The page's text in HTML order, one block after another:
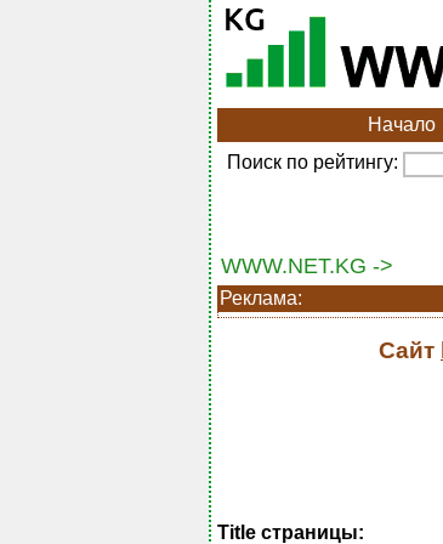
Начало
Поиск по рейтингу:
WWW.NET.KG ->
Реклама:
Сайт
Title страницы: